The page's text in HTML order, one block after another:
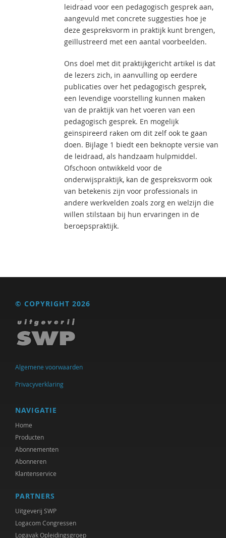
leidraad voor een pedagogisch gesprek aan,
aangevuld met concrete suggesties hoe je
deze gespreksvorm in praktijk kunt brengen,
geïllustreerd met een aantal voorbeelden.
Ons doel met dit praktijkgericht artikel is dat
de lezers zich, in aanvulling op eerdere
publicaties over het pedagogisch gesprek,
een levendige voorstelling kunnen maken
van de praktijk van het voeren van een
pedagogisch gesprek. En mogelijk
geïnspireerd raken om dit zelf ook te gaan
doen. Bijlage 1 biedt een beknopte versie van
de leidraad, als handzaam hulpmiddel.
Ofschoon ontwikkeld voor de
onderwijspraktijk, kan de gespreksvorm ook
van betekenis zijn voor professionals in
andere werkvelden zoals zorg en welzijn die
willen stilstaan bij hun ervaringen in de
beroepspraktijk.
© COPYRIGHT 2026
Algemene voorwaarden
Privacyverklaring
NAVIGATIE
Home
Producten
Abonnementen
Abonneren
Klantenservice
PARTNERS
Uitgeverij SWP
Logacom Congressen
Logavak Opleidingsgroep